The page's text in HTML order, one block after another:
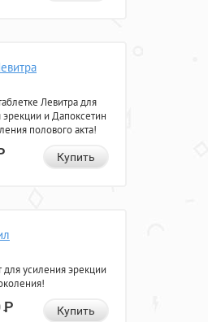
Левитра для
эрекции и Дапоксетин
полового акта!
Купить
для усиления эрекции
Р Купить